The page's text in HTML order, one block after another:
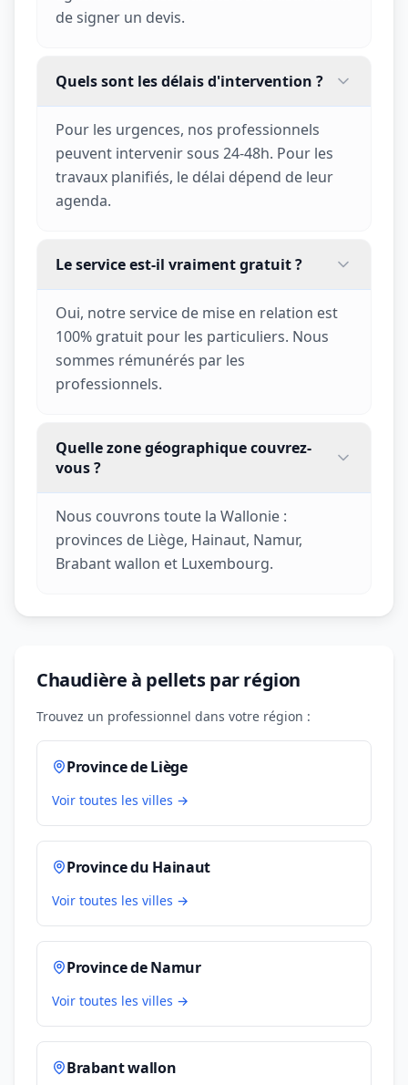
de signer un devis.
Quels sont les délais d'intervention ?
Pour les urgences, nos professionnels
peuvent intervenir sous 24-48h. Pour les
travaux planifiés, le délai dépend de leur
agenda.
Le service est-il vraiment gratuit ?
Oui, notre service de mise en relation est
100% gratuit pour les particuliers. Nous
sommes rémunérés par les
professionnels.
Quelle zone géographique couvrez-
vous ?
Nous couvrons toute la Wallonie :
provinces de Liège, Hainaut, Namur,
Brabant wallon et Luxembourg.
Chaudière à pellets par région
Trouvez un professionnel dans votre région :
Province de Liège
Voir toutes les villes →
Province du Hainaut
Voir toutes les villes →
Province de Namur
Voir toutes les villes →
Brabant wallon